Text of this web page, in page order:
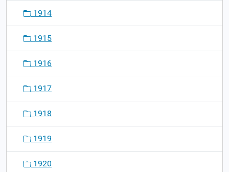
1914
1915
1916
1917
1918
1919
1920